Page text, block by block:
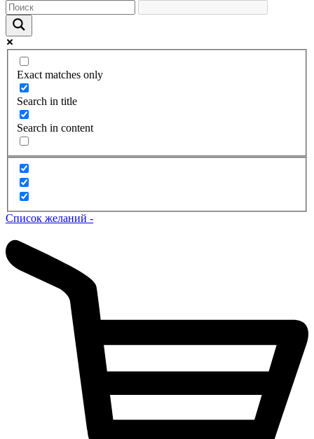
Exact matches only
Search in title
Search in content
Список желаний -